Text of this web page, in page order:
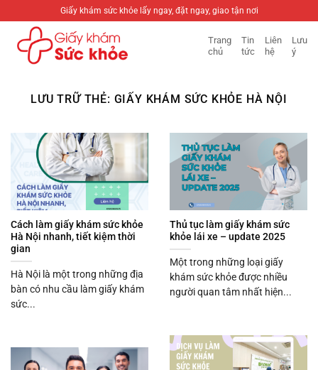
qua
Giấy khám sức khỏe lấy ngay, đặt ngay, giao tận nơi
Trang
chủ
Tin
tức
Liên
hệ
Lưu
ý
LƯU TRỮ THẺ: GIẤY KHÁM SỨC KHỎE HÀ NỘI
Cách làm giấy khám sức khỏe
Hà Nội nhanh, tiết kiệm thời
gian
Hà Nội là một trong những địa
bàn có nhu cầu làm giấy khám
sức...
Thủ tục làm giấy khám sức
khỏe lái xe – update 2025
Một trong những loại giấy
khám sức khỏe được nhiều
người quan tâm nhất hiện...